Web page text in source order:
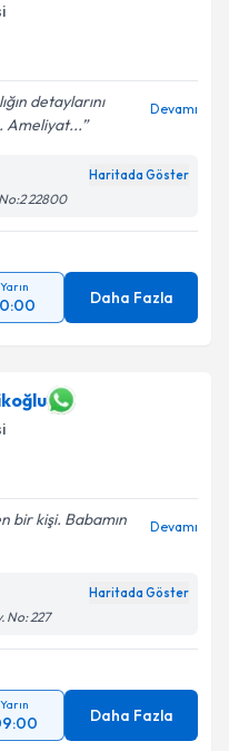
detaylarını
Ameliyat...
Devamı
Haritada Göster
22800
Yarın
Daha Fazla
bir kişi. Babamın
Devamı
Haritada Göster
No: 227
Yarın
Daha Fazla